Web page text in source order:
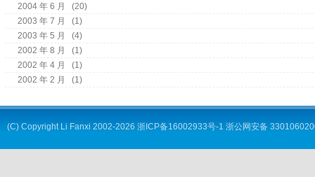
2004 年 6 月
(20)
2003 年 7 月
(1)
2003 年 5 月
(4)
2002 年 8 月
(1)
2002 年 4 月
(1)
2002 年 2 月
(1)
(C) Copyright Li Fanxi 2002-2026 浙ICP备16002933号-1 浙公网安备